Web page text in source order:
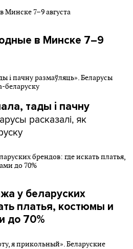
в Минске 7–9
тады і пачну
расказалі, як
у беларуских
платья, костюмы и
до 70%